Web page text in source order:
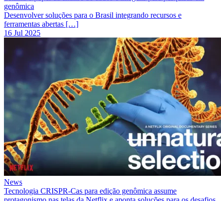
genômica
Desenvolver soluções para o Brasil integrando recursos e
ferramentas abertas […]
16 Jul 2025
News
Tecnologia CRISPR-Cas para edição genômica assume